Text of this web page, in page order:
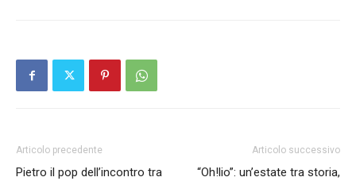
Articolo precedente
Pietro il pop dell’incontro tra
Articolo successivo
“Oh!lio”: un’estate tra storia,